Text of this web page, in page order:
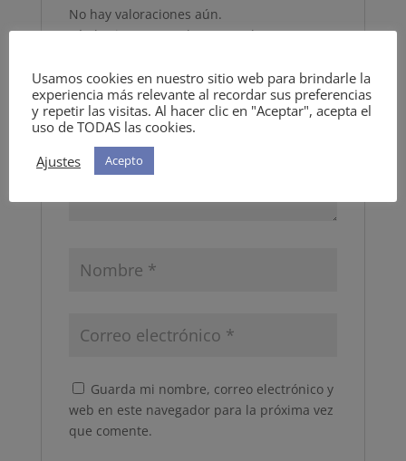
No hay valoraciones aún.
Sé el primero en valorar “Comba”
publicada. Los campos obligatorios están
marcados con*
Guarda mi nombre, correo electrónico y
web en este navegador para la próxima vez
que comente.
Usamos cookies en nuestro sitio web para brindarle la
experiencia más relevante al recordar sus preferencias
y repetir las visitas. Al hacer clic en "Aceptar", acepta el
uso de TODAS las cookies.
Ajustes
Acepto